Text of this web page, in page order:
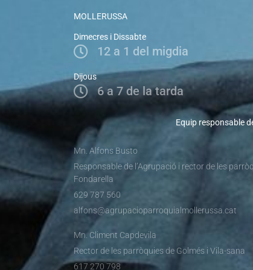
MOLLERUSSA
Dimecres i Dissabte
12 a 1 del migdia
Dijous
6 a 7 de la tarda
Equip responsable
Mn. Alfons Busto
Responsable de l’Agrupació i rector de les
Fondarella
629 787 560
alfons@agrupacioparroquialmollerussa.cat
Mn. Climent Capdevila
Rector de les parròquies de Golmés i Vila-sana
617 270 798